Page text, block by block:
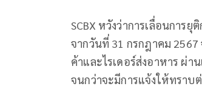
SCBX หวังว่าการเลื่อนการ
จากวันที่ 31 กรกฎาคม
ค้าและไรเดอร์ส่งอาหาร ผ่
จนกว่าจะมีการแจ้งให้ทราบ